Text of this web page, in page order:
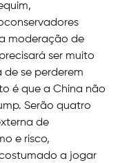
moderação de
ser muito
de se perderem
é que a China não
Serão quatro
de
e risco,
a jogar